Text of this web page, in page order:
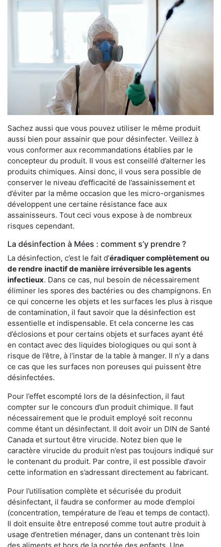
Sachez aussi que vous pouvez utiliser le même produit
aussi bien pour assainir que pour désinfecter. Veillez à
vous conformer aux recommandations établies par le
concepteur du produit. Il vous est conseillé d’alterner les
produits chimiques. Ainsi donc, il vous sera possible de
conserver le niveau d’efficacité de l’assainissement et
d’éviter par la même occasion que les micro-organismes
développent une certaine résistance face aux
assainisseurs. Tout ceci vous expose à de nombreux
risques cependant.
La désinfection à Mées : comment s’y prendre ?
La désinfection, c’est le fait d’éradiquer complètement ou
de rendre inactif de manière irréversible les agents
infectieux. Dans ce cas, nul besoin de nécessairement
éliminer les spores des bactéries ou des champignons. En
ce qui concerne les objets et les surfaces les plus à risque
de contamination, il faut savoir que la désinfection est
essentielle et indispensable. Et cela concerne les cas
d’éclosions et pour certains objets et surfaces ayant été
en contact avec des liquides biologiques ou qui sont à
risque de l’être, à l’instar de la table à manger. II n’y a dans
ce cas que les surfaces non poreuses qui puissent être
désinfectées.
Pour l’effet escompté lors de la désinfection, il faut
compter sur le concours d’un produit chimique. Il faut
nécessairement que le produit employé soit reconnu
comme étant un désinfectant. Il doit avoir un DIN de Santé
Canada et surtout être virucide. Notez bien que le
caractère virucide du produit n’est pas toujours indiqué sur
le contenant du produit. Par contre, il est possible d’avoir
cette information en s’adressant directement au fabricant.
Pour l’utilisation complète et sécurisée du produit
désinfectant, il faudra se conformer au mode d’emploi
(concentration, température de l’eau et temps de contact).
Il doit ensuite être entreposé comme tout autre produit à
usage d’entretien ménager, dans un contenant très loin